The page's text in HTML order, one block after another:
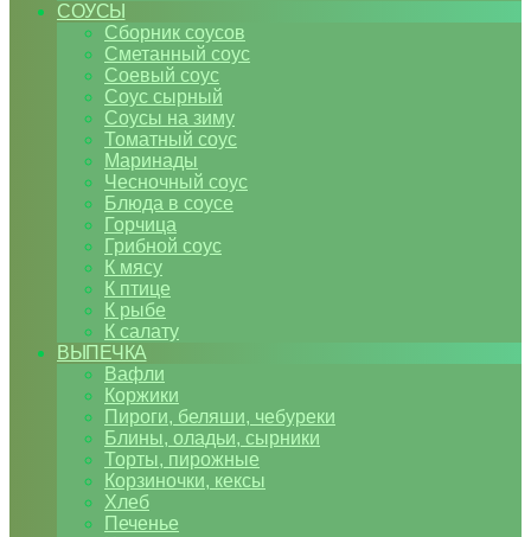
СОУСЫ
Сборник соусов
Сметанный соус
Соевый соус
Соус сырный
Соусы на зиму
Томатный соус
Маринады
Чесночный соус
Блюда в соусе
Горчица
Грибной соус
К мясу
К птице
К рыбе
К салату
ВЫПЕЧКА
Вафли
Коржики
Пироги, беляши, чебуреки
Блины, оладьи, сырники
Торты, пирожные
Корзиночки, кексы
Хлеб
Печенье